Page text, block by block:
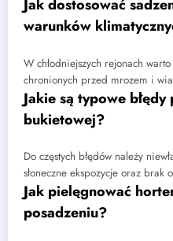
Jak dostosować
warunków
W chłodniejszych rejonach
chronionych przed mrozem i
Jakie są typowe
bukietowej?
Do częstych błędów należy
słoneczne ekspozycje oraz
Jak pielęgnować
posadzeniu?